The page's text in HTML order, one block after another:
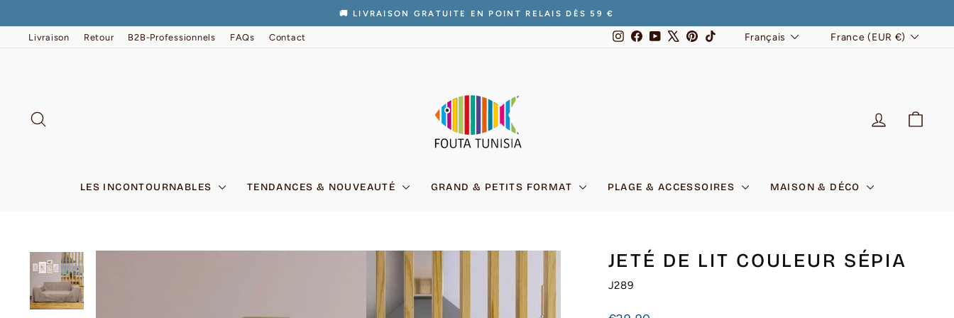
contenu
Diaporama
🚚 LIVRAISON GRATUITE EN POINT RELAIS DÈS 59 €
Livraison Retour B2B-Professionnels FAQs Contact Instagram
FacebookYouTubePinterest
TikTok LANGUE
Français DEVISE
France (EUR €)
SE
LES INCONTOURNABLES TENDANCES & NOUVEAUTÉ GRAND & PETITS FORMAT PLAGE & ACCESSOIRES MAISON & DÉCO
JETÉ DE LIT COULEUR SÉPIA
J289